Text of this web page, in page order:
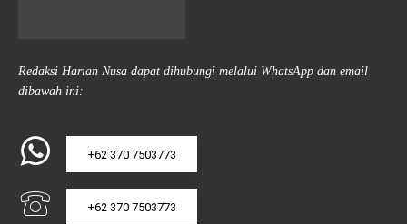
Redaksi Harian Nusa dapat dihubungi melalui WhatsApp dan email
dibawah ini:
+62 370 7503773
+62 370 7503773